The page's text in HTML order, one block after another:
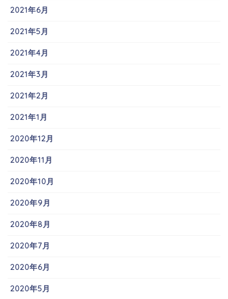
2021年6月
2021年5月
2021年4月
2021年3月
2021年2月
2021年1月
2020年12月
2020年11月
2020年10月
2020年9月
2020年8月
2020年7月
2020年6月
2020年5月